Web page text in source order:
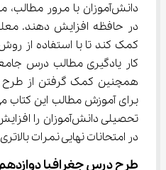
همچنین کمک گرفتن از طرح
تحصیلی دانش‌آموزان
در امتحانات نهایی نمرات
طرح درس جغرافیا